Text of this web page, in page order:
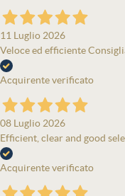
11 Luglio 2026
Veloce ed efficiente
Acquirente verificato
08 Luglio 2026
Efficient, clear and good
Acquirente verificato